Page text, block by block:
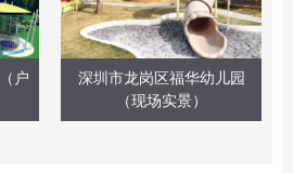
户
深圳市龙岗区福华幼儿园
（现场实景）